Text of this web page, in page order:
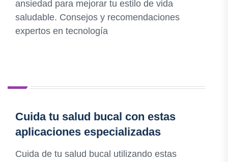
ansiedad para mejorar tu estilo de vida
saludable. Consejos y recomendaciones
expertos en tecnología
Cuida tu salud bucal con estas
aplicaciones especializadas
Cuida de tu salud bucal utilizando estas